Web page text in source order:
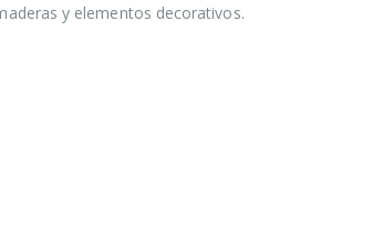
y elementos decorativos.